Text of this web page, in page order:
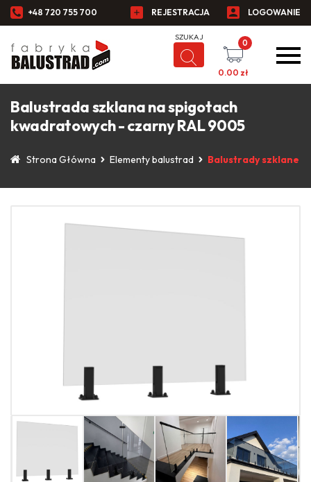
+48 720 755 700 REJESTRACJA LOGOWANIE
0
0.00 zł
Balustrada szklana na spigotach
kwadratowych - czarny RAL 9005
Strona Główna Elementy balustrad Balustrady szklane